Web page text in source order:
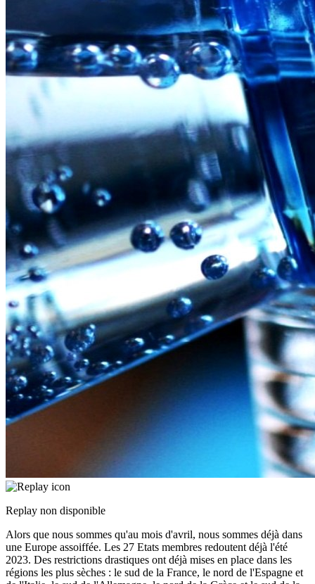
Replay non disponible
Alors que nous sommes qu'au mois d'avril, nous sommes déjà dans
une Europe assoiffée. Les 27 Etats membres redoutent déjà l'été
2023. Des restrictions drastiques ont déjà mises en place dans les
régions les plus sèches : le sud de la France, le nord de l'Espagne et